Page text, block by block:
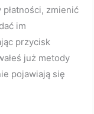
zmienić
im
przycisk
już metody
pojawiają się